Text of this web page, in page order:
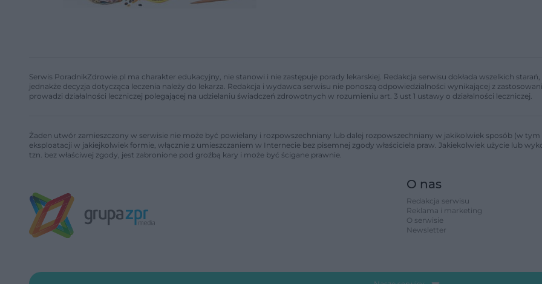
Serwis PoradnikZdrowie.pl ma charakter edukacyjny, nie stanowi i nie zastępuje porady lekarskiej. Redakcja serwisu dokłada wszelkich
jednakże decyzja dotycząca leczenia należy do lekarza. Redakcja i wydawca serwisu nie ponoszą odpowiedzialności wynikającej z
prowadzi działalności leczniczej polegającej na udzielaniu świadczeń zdrowotnych w rozumieniu art. 3 ust 1 ustawy o działalności leczniczej.
Żaden utwór zamieszczony w serwisie nie może być powielany i rozpowszechniany lub dalej rozpowszechniany w jakikolwiek sposób (w
eksploatacji w jakiejkolwiek formie, włącznie z umieszczaniem w Internecie bez pisemnej zgody właściciela praw. Jakiekolwiek użycie lub
tzn. bez właściwej zgody, jest zabronione pod groźbą kary i może być ścigane prawnie.
O nas
Redakcja serwisu
Reklama i marketing
O serwisie
Newsletter